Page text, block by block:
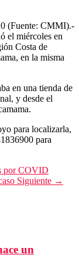
(Fuente: CMMI).-
el miércoles en
Costa de
en la misma
en una tienda de
y desde el
para localizarla,
para
por COVID
Siguiente →
un